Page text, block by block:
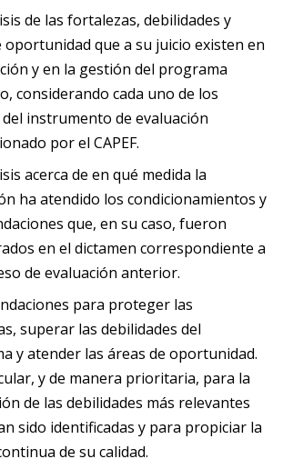
de las fortalezas, debilidades y
oportunidad que a su juicio existen en
y en la gestión del programa
considerando cada uno de los
instrumento de evaluación
por el CAPEF.
acerca de en qué medida la
ha atendido los condicionamientos y
que, en su caso, fueron
en el dictamen correspondiente a
de evaluación anterior.
para proteger las
superar las debilidades del
y atender las áreas de oportunidad.
y de manera prioritaria, para la
de las debilidades más relevantes
sido identificadas y para propiciar la
de su calidad.